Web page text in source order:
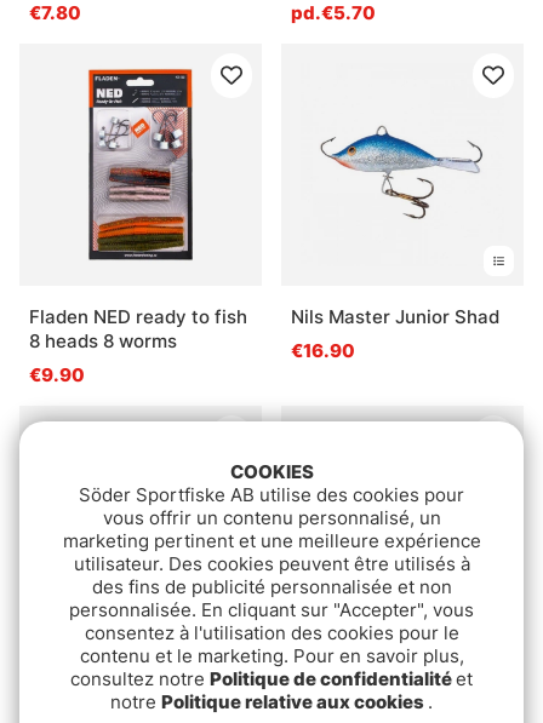
€7.80
pd.€5.70
Fladen NED ready to fish
8 heads 8 worms
€9.90
Nils Master Junior Shad
€16.90
IFISH Ice Shrimp on
leader 2-pcs
Savage Gear Seeker ISP
9,8cm, 23g - Fluo UV
COOKIES
Söder Sportfiske AB utilise des cookies pour
vous offrir un contenu personnalisé, un
marketing pertinent et une meilleure expérience
utilisateur. Des cookies peuvent être utilisés à
des fins de publicité personnalisée et non
personnalisée. En cliquant sur "Accepter", vous
consentez à l'utilisation des cookies pour le
contenu et le marketing. Pour en savoir plus,
consultez notre Politique de confidentialitéet
notre Politique relative aux cookies .